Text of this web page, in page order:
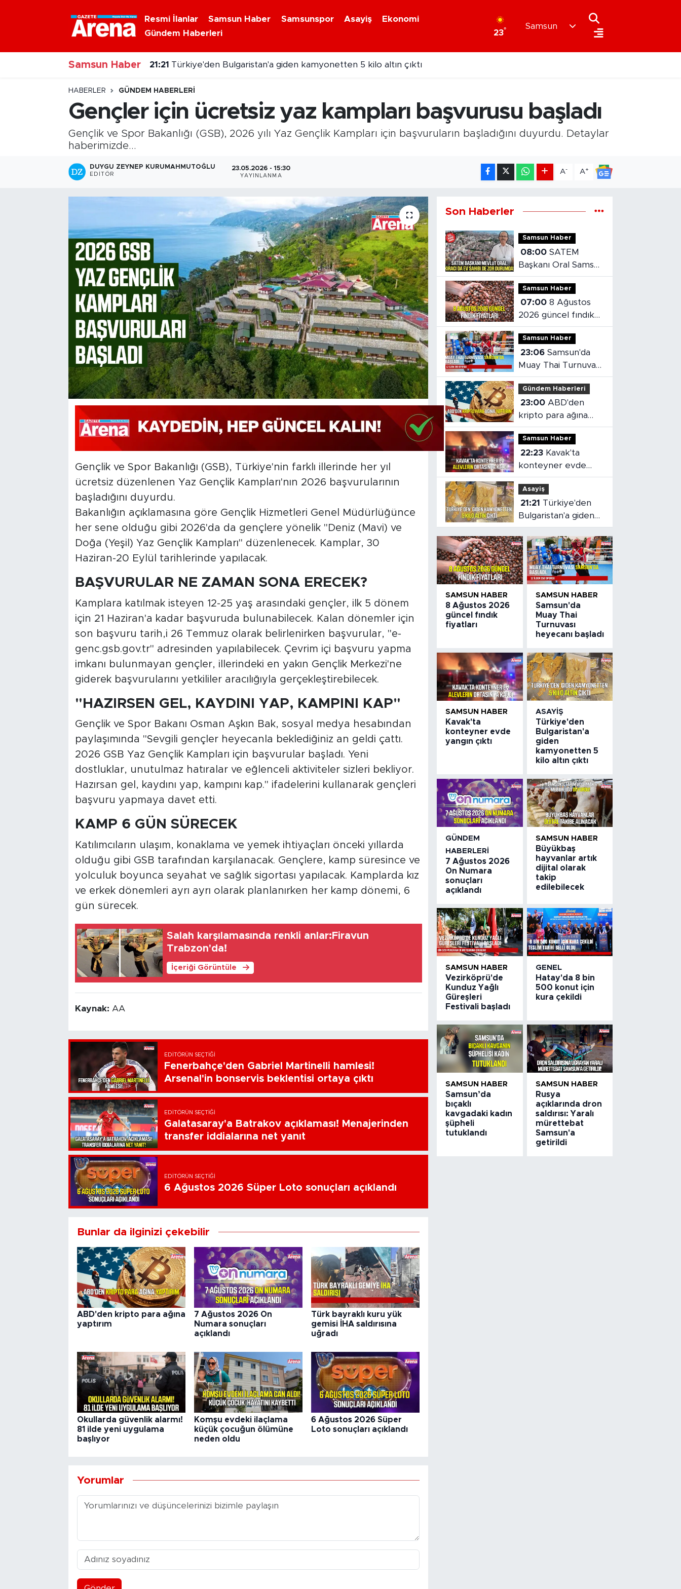
Resmi İlanlar Samsun Haber Samsunspor Asayiş
Ekonomi
Gündem Haberleri
23°
Samsun
Samsun Haber 21:21 Türkiye'den Bulgaristan'a giden kamyonetten 5 kilo altın çıktı
HABERLER GÜNDEM HABERLERI
Gençler için ücretsiz yaz kampları başvurusu başladı
Gençlik ve Spor Bakanlığı (GSB), 2026 yılı Yaz Gençlik Kampları için başvuruların başladığını duyurdu. Detaylar
haberimizde...
DUYGU ZEYNEP KURUMAHMUTOĞLU
EDITÖR
23.05.2026 - 15:30
YAYINLANMA
A- A+
Gençlik ve Spor Bakanlığı (GSB), Türkiye'nin farklı illerinde her yıl
ücretsiz düzenlenen Yaz Gençlik Kampları'nın 2026 başvurularının
başladığını duyurdu.
Bakanlığın açıklamasına göre Gençlik Hizmetleri Genel Müdürlüğünce
her sene olduğu gibi 2026'da da gençlere yönelik "Deniz (Mavi) ve
Doğa (Yeşil) Yaz Gençlik Kampları" düzenlenecek. Kamplar, 30
Haziran-20 Eylül tarihlerinde yapılacak.
BAŞVURULAR NE ZAMAN SONA ERECEK?
Kamplara katılmak isteyen 12-25 yaş arasındaki gençler, ilk 5 dönem
için 21 Haziran'a kadar başvuruda bulunabilecek. Kalan dönemler için
son başvuru tarih,i 26 Temmuz olarak belirlenirken başvurular, "e-
genc.gsb.gov.tr" adresinden yapılabilecek. Çevrim içi başvuru yapma
imkanı bulunmayan gençler, illerindeki en yakın Gençlik Merkezi'ne
giderek başvurularını yetkililer aracılığıyla gerçekleştirebilecek.
"HAZIRSEN GEL, KAYDINI YAP, KAMPINI KAP"
Gençlik ve Spor Bakanı Osman Aşkın Bak, sosyal medya hesabından
paylaşımında "Sevgili gençler heyecanla beklediğiniz an geldi çattı.
2026 GSB Yaz Gençlik Kampları için başvurular başladı. Yeni
dostluklar, unutulmaz hatıralar ve eğlenceli aktiviteler sizleri bekliyor.
Hazırsan gel, kaydını yap, kampını kap." ifadelerini kullanarak gençleri
başvuru yapmaya davet etti.
KAMP 6 GÜN SÜRECEK
Katılımcıların ulaşım, konaklama ve yemek ihtiyaçları önceki yıllarda
olduğu gibi GSB tarafından karşılanacak. Gençlere, kamp süresince ve
yolculuk boyunca seyahat ve sağlık sigortası yapılacak. Kamplarda kız
ve erkek dönemleri ayrı ayrı olarak planlanırken her kamp dönemi, 6
gün sürecek.
Salah karşılamasında renkli anlar:Firavun
Trabzon'da!
İçeriği Görüntüle
Kaynak: AA
EDITÖRÜN SEÇTIĞI
Fenerbahçe'den Gabriel Martinelli hamlesi!
Arsenal'in bonservis beklentisi ortaya çıktı
EDITÖRÜN SEÇTIĞI
Galatasaray'a Batrakov açıklaması! Menajerinden
transfer iddialarına net yanıt
EDITÖRÜN SEÇTIĞI
6 Ağustos 2026 Süper Loto sonuçları açıklandı
Bunlar da ilginizi çekebilir
ABD'den kripto para ağına
yaptırım
7 Ağustos 2026 On
Numara sonuçları
açıklandı
Türk bayraklı kuru yük
gemisi İHA saldırısına
uğradı
Okullarda güvenlik alarmı!
81 ilde yeni uygulama
başlıyor
Komşu evdeki ilaçlama
küçük çocuğun ölümüne
neden oldu
6 Ağustos 2026 Süper
Loto sonuçları açıklandı
Yorumlar
Son Haberler
Samsun Haber
08:00 SATEM
Başkanı Oral Samsun
konut piyasasını
değerlendirdi
Samsun Haber
07:00 8 Ağustos
2026 güncel fındık
fiyatları
Samsun Haber
23:06 Samsun'da
Muay Thai Turnuvası
heyecanı başladı
Gündem Haberleri
23:00 ABD'den
kripto para ağına
yaptırım
Samsun Haber
22:23
konteyner evde
yangın çıktı
Asayiş
21:21
Bulgaristan'a giden
kamyonetten 5 kilo
altın çıktı
SAMSUN HABER
8 Ağustos 2026
güncel fındık
fiyatları
SAMSUN HABER
Samsun'da
Muay Thai
Turnuvası
heyecanı başladı
SAMSUN HABER
Kavak'ta
konteyner evde
yangın çıktı
ASAYIŞ
Türkiye'den
Bulgaristan'a
giden
kamyonetten 5
kilo altın çıktı
GÜNDEM
HABERLERI
7 Ağustos 2026
On Numara
sonuçları
açıklandı
SAMSUN HABER
Büyükbaş
hayvanlar artık
dijital olarak
takip
edilebilecek
SAMSUN HABER
Vezirköprü'de
Kunduz Yağlı
Güreşleri
Festivali başladı
GENEL
Hatay'da 8 bin
500 konut için
kura çekildi
SAMSUN HABER
Samsun’da
bıçaklı
kavgadaki kadın
şüpheli
tutuklandı
SAMSUN HABER
Rusya
açıklarında dron
saldırısı: Yaralı
mürettebat
Samsun'a
getirildi
Nöbetçi Eczaneler
Hava Durumu
Samsun Namaz Vakitleri
Trafik Durumu
Süper Lig Puan Durumu ve Fikstür
Tüm Manşetler